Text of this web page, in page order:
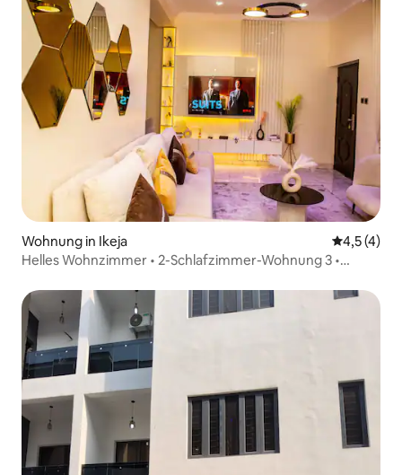
Wohnung in Ikeja
4,5 (4)
Helles Wohnzimmer • 2-Schlafzimmer-Wohnung 3 •